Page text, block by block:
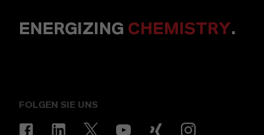
ENERGIZING CHEMISTRY.
FOLGEN SIE UNS